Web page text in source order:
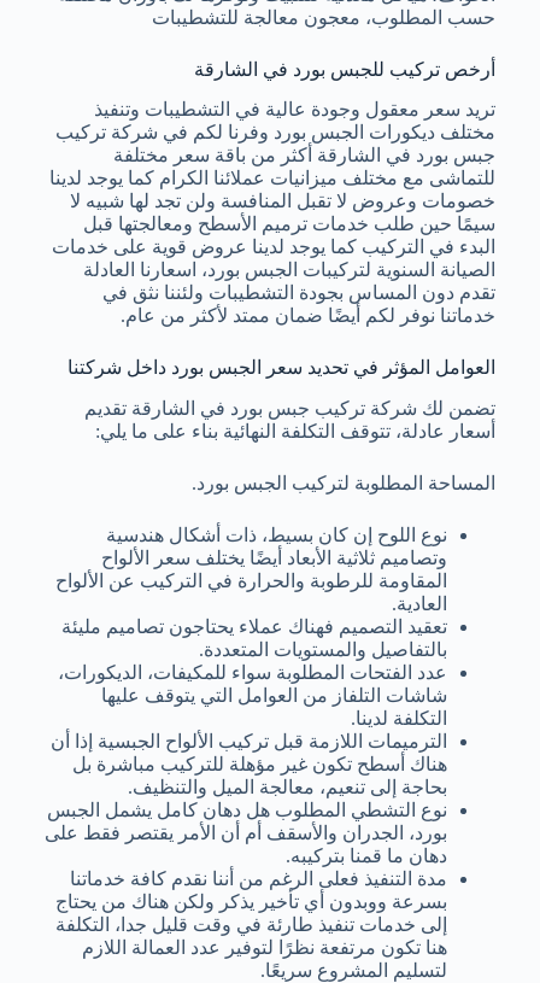
حسب المطلوب، معجون معالجة للتشطيبات
أرخص تركيب للجبس بورد في الشارقة
تريد سعر معقول وجودة عالية في التشطيبات وتنفيذ
مختلف ديكورات الجبس بورد وفرنا لكم في شركة تركيب
جبس بورد في الشارقة أكثر من باقة سعر مختلفة
للتماشى مع مختلف ميزانيات عملائنا الكرام كما يوجد لدينا
خصومات وعروض لا تقبل المنافسة ولن تجد لها شبيه لا
سيمًا حين طلب خدمات ترميم الأسطح ومعالجتها قبل
البدء في التركيب كما يوجد لدينا عروض قوية على خدمات
الصيانة السنوية لتركيبات الجبس بورد، اسعارنا العادلة
تقدم دون المساس بجودة التشطيبات ولئننا نثق في
خدماتنا نوفر لكم أيضًا ضمان ممتد لأكثر من عام.
العوامل المؤثر في تحديد سعر الجبس بورد داخل شركتنا
تضمن لك شركة تركيب جبس بورد في الشارقة تقديم
أسعار عادلة، تتوقف التكلفة النهائية بناء على ما يلي:
المساحة المطلوبة لتركيب الجبس بورد.
نوع اللوح إن كان بسيط، ذات أشكال هندسية
وتصاميم ثلاثية الأبعاد أيضًا يختلف سعر الألواح
المقاومة للرطوبة والحرارة في التركيب عن الألواح
العادية.
تعقيد التصميم فهناك عملاء يحتاجون تصاميم مليئة
بالتفاصيل والمستويات المتعددة.
عدد الفتحات المطلوبة سواء للمكيفات، الديكورات،
شاشات التلفاز من العوامل التي يتوقف عليها
التكلفة لدينا.
الترميمات اللازمة قبل تركيب الألواح الجبسية إذا أن
هناك أسطح تكون غير مؤهلة للتركيب مباشرة بل
بحاجة إلى تنعيم، معالجة الميل والتنظيف.
نوع التشطي المطلوب هل دهان كامل يشمل الجبس
بورد، الجدران والأسقف أم أن الأمر يقتصر فقط على
دهان ما قمنا بتركيبه.
مدة التنفيذ فعلى الرغم من أننا نقدم كافة خدماتنا
بسرعة ووبدون أي تأخير يذكر ولكن هناك من يحتاج
إلى خدمات تنفيذ طارئة في وقت قليل جدا، التكلفة
هنا تكون مرتفعة نظرًا لتوفير عدد العمالة اللازم
لتسليم المشروع سريعًا.